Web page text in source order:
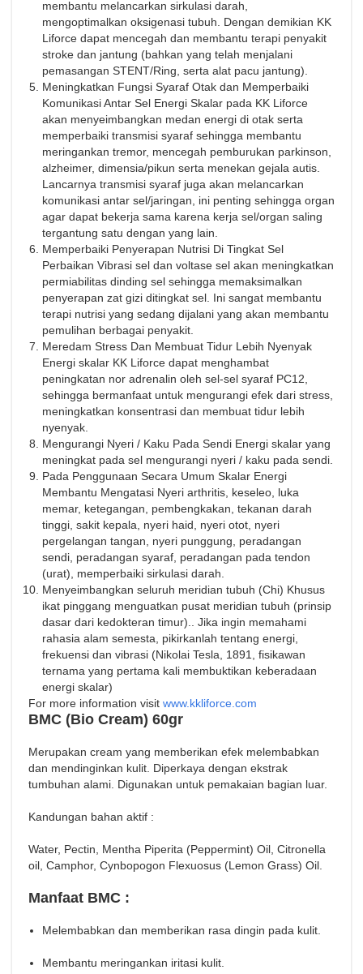
membantu melancarkan sirkulasi darah,
mengoptimalkan oksigenasi tubuh. Dengan demikian KK
Liforce dapat mencegah dan membantu terapi penyakit
stroke dan jantung (bahkan yang telah menjalani
pemasangan STENT/Ring, serta alat pacu jantung).
Meningkatkan Fungsi Syaraf Otak dan Memperbaiki
Komunikasi Antar Sel Energi Skalar pada KK Liforce
akan menyeimbangkan medan energi di otak serta
memperbaiki transmisi syaraf sehingga membantu
meringankan tremor, mencegah pemburukan parkinson,
alzheimer, dimensia/pikun serta menekan gejala autis.
Lancarnya transmisi syaraf juga akan melancarkan
komunikasi antar sel/jaringan, ini penting sehingga organ
agar dapat bekerja sama karena kerja sel/organ saling
tergantung satu dengan yang lain.
Memperbaiki Penyerapan Nutrisi Di Tingkat Sel
Perbaikan Vibrasi sel dan voltase sel akan meningkatkan
permiabilitas dinding sel sehingga memaksimalkan
penyerapan zat gizi ditingkat sel. Ini sangat membantu
terapi nutrisi yang sedang dijalani yang akan membantu
pemulihan berbagai penyakit.
Meredam Stress Dan Membuat Tidur Lebih Nyenyak
Energi skalar KK Liforce dapat menghambat
peningkatan nor adrenalin oleh sel-sel syaraf PC12,
sehingga bermanfaat untuk mengurangi efek dari stress,
meningkatkan konsentrasi dan membuat tidur lebih
nyenyak.
Mengurangi Nyeri / Kaku Pada Sendi Energi skalar yang
meningkat pada sel mengurangi nyeri / kaku pada sendi.
Pada Penggunaan Secara Umum Skalar Energi
Membantu Mengatasi Nyeri arthritis, keseleo, luka
memar, ketegangan, pembengkakan, tekanan darah
tinggi, sakit kepala, nyeri haid, nyeri otot, nyeri
pergelangan tangan, nyeri punggung, peradangan
sendi, peradangan syaraf, peradangan pada tendon
(urat), memperbaiki sirkulasi darah.
Menyeimbangkan seluruh meridian tubuh (Chi) Khusus
ikat pinggang menguatkan pusat meridian tubuh (prinsip
dasar dari kedokteran timur).. Jika ingin memahami
rahasia alam semesta, pikirkanlah tentang energi,
frekuensi dan vibrasi (Nikolai Tesla, 1891, fisikawan
ternama yang pertama kali membuktikan keberadaan
energi skalar)
For more information visit www.kkliforce.com
BMC (Bio Cream) 60gr
Merupakan cream yang memberikan efek melembabkan
dan mendinginkan kulit. Diperkaya dengan ekstrak
tumbuhan alami. Digunakan untuk pemakaian bagian luar.
Kandungan bahan aktif :
Water, Pectin, Mentha Piperita (Peppermint) Oil, Citronella
oil, Camphor, Cynbopogon Flexuosus (Lemon Grass) Oil.
Manfaat BMC :
Melembabkan dan memberikan rasa dingin pada kulit.
Membantu meringankan iritasi kulit.